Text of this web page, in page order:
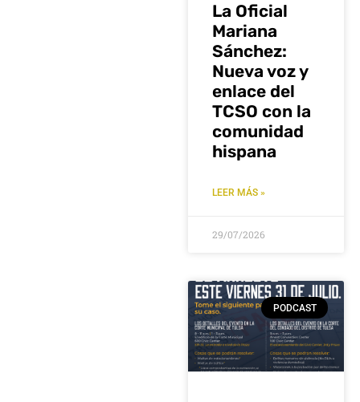
La Oficial
Mariana
Sánchez:
Nueva voz y
enlace del
TCSO con la
comunidad
hispana
LEER MÁS »
29/07/2026
PODCAST